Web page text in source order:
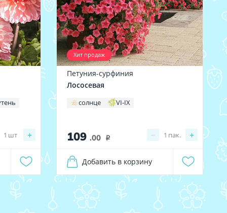
+
1 шт
Хит продаж
Петуния-сурфиния
Лососевая
солнце VI-IX
109 .00 i − +
1 пак.
Добавить в корзину